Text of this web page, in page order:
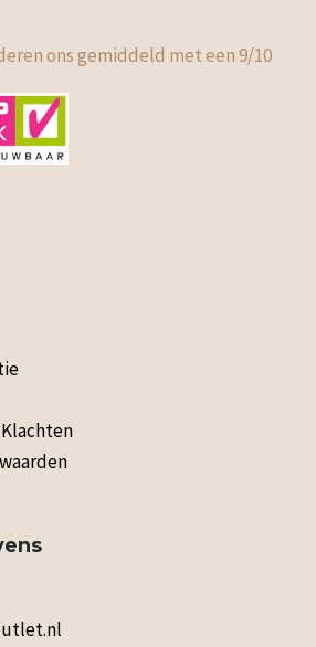
ons gemiddeld met een9/10